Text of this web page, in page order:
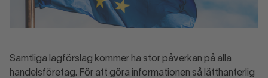
Samtliga lagförslag kommer ha stor påverkan på alla
handelsföretag. För att göra informationen så lätthanterlig